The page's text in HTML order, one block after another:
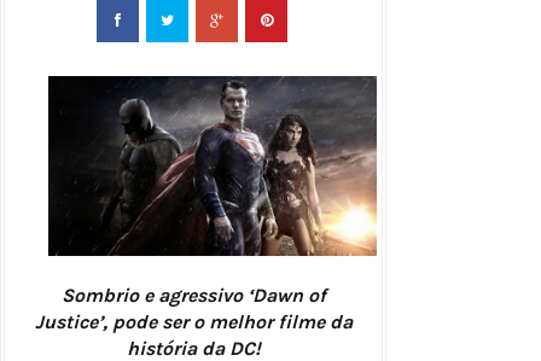
Sombrio e agressivo ‘Dawn of
Justice’, pode ser o melhor filme da
história da DC!